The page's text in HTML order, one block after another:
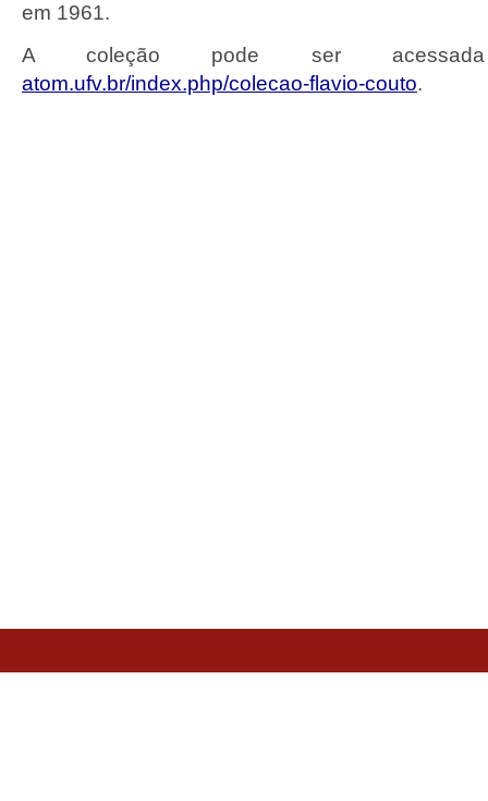
em 1961.
A coleção pode ser
atom.ufv.br/index.php/colecao-flavio-couto.